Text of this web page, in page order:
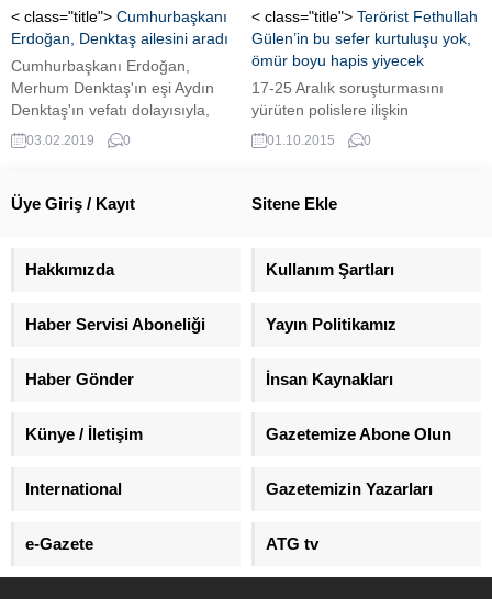
Dünyanın geleceğini 5 ülke
belirleyemez!
< class="title"> Cumhurbaşkanı
Erdoğan, Denktaş ailesini aradı
Cumhurbaşkanı Erdoğan,
Merhum Denktaş'ın eşi Aydın
Denktaş'ın vefatı dolayısıyla,
ailesini telefonla aradı
03.02.2019 0
< class="title"> Terörist Fethullah
Gülen’in bu sefer kurtuluşu yok,
ömür boyu hapis yiyecek
17-25 Aralık soruşturmasını
yürüten polislere ilişkin
iddianame tamamlandı. Gülen'in
1 numaralı şüpheli olduğu ve
soruşturmada ağırlaştırılmış
01.10.2015 0
Üye Giriş / Kayıt Sitene Ekle
Hakkımızda Kullanım Şartları
Haber Servisi Aboneliği Yayın Politikamız
Haber Gönder İnsan Kaynakları
Künye / İletişim Gazetemize Abone Olun
International Gazetemizin Yazarları
e-Gazete ATG tv